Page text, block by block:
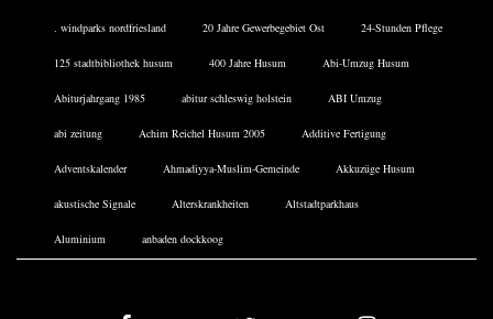
. windparks nordfriesland 20 Jahre Gewerbegebiet Ost 24-Stunden Pflege
125 stadtbibliothek husum 400 Jahre Husum Abi-Umzug Husum
Abiturjahrgang 1985 abitur schleswig holstein ABI Umzug
abi zeitung Achim Reichel Husum 2005 Additive Fertigung
Adventskalender Ahmadiyya-Muslim-Gemeinde Akkuzüge Husum
akustische Signale Alterskrankheiten Altstadtparkhaus
Aluminium anbaden dockkoog